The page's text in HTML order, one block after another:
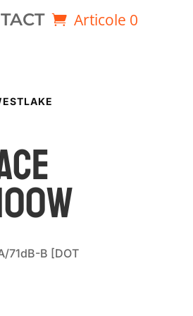
Articole 0
71dB-B [DOT